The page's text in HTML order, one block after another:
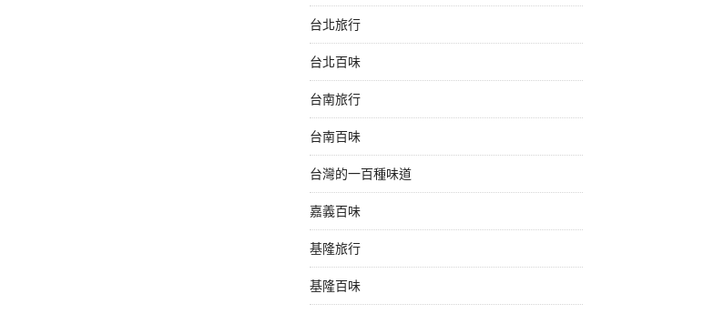
台北旅行
台北百味
台南旅行
台南百味
台灣的一百種味道
嘉義百味
基隆旅行
基隆百味